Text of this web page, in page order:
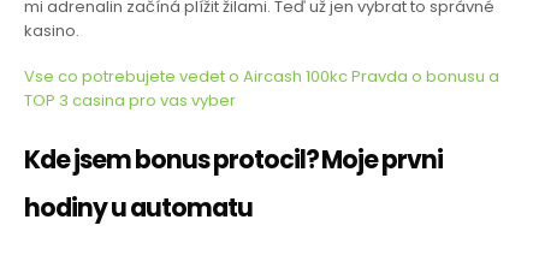
mi adrenalin začíná plížit žilami. Teď už jen vybrat to správné
kasino.
Vse co potrebujete vedet o Aircash 100kc Pravda o bonusu a
TOP 3 casina pro vas vyber
Kde jsem bonus protocil? Moje prvni
hodiny u automatu